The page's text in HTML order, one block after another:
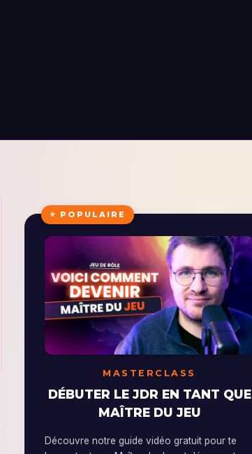
⭐ POPULAIRE
MASTERCLASS
DÉBUTER LE JDR EN TANT QUE
MAÎTRE DU JEU
Découvre notre guide vidéo gratuit pour te